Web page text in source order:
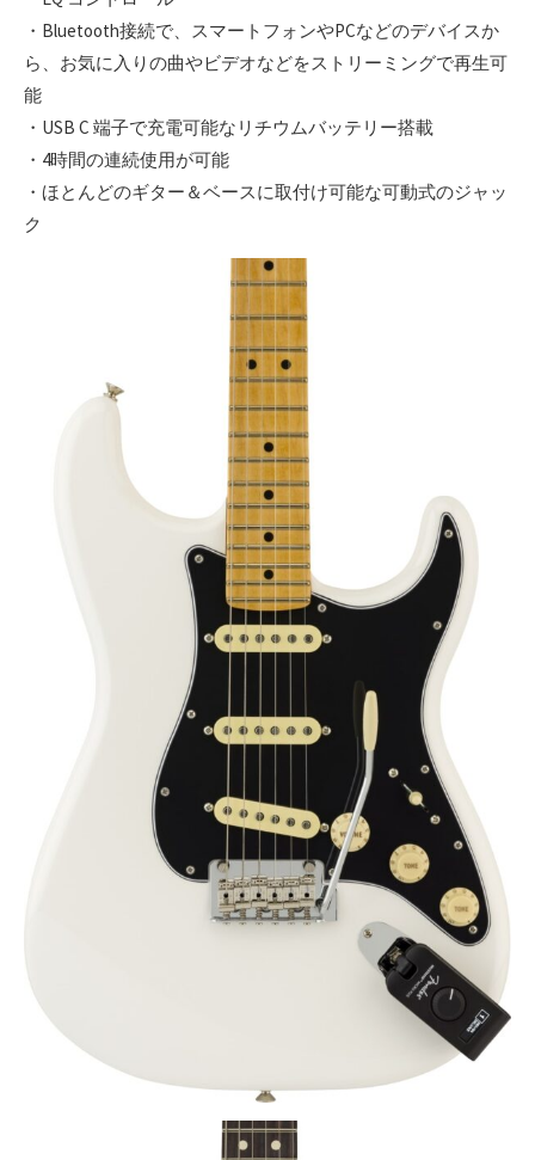
・Bluetooth接続で、スマートフォンやPCなどのデバイスか
ら、お気に入りの曲やビデオなどをストリーミングで再生可
能
・USB C 端子で充電可能なリチウムバッテリー搭載
・4時間の連続使用が可能
・ほとんどのギター＆ベースに取付け可能な可動式のジャッ
ク